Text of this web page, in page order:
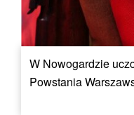
W Nowogardzie
Powstania